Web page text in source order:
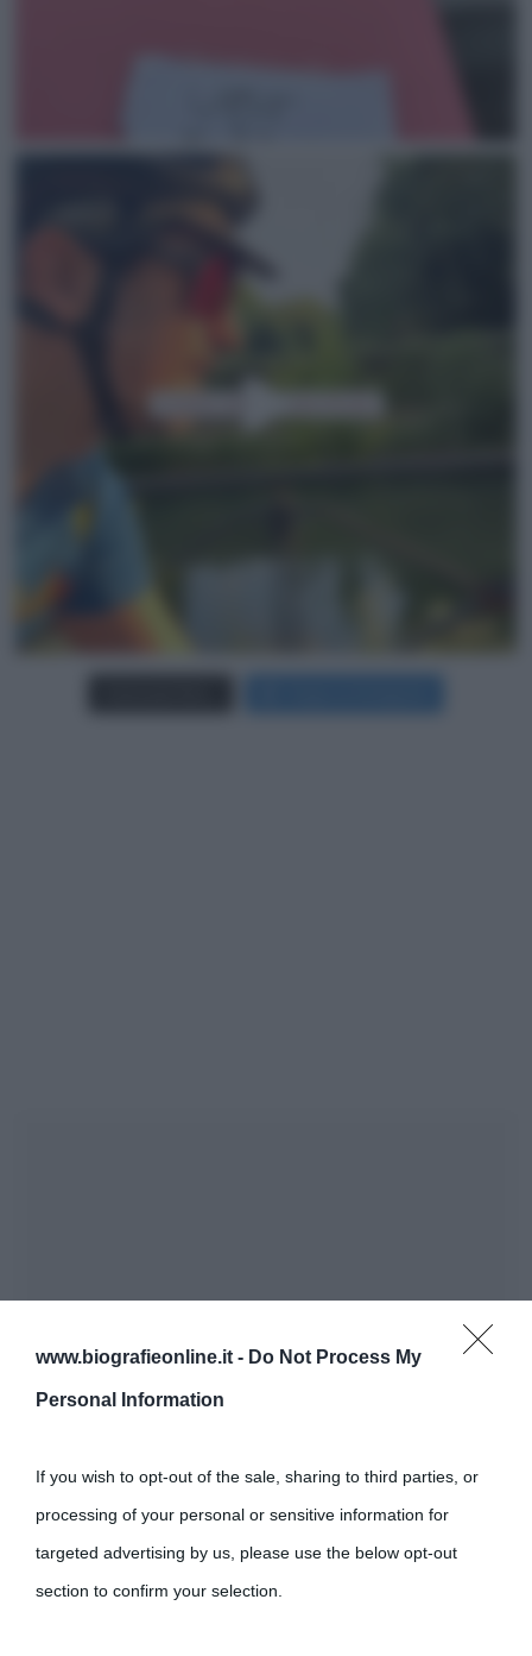
www.biografieonline.it - Do Not Process My
Personal Information
If you wish to opt-out of the sale, sharing to third parties, or
processing of your personal or sensitive information for
targeted advertising by us, please use the below opt-out
section to confirm your selection.